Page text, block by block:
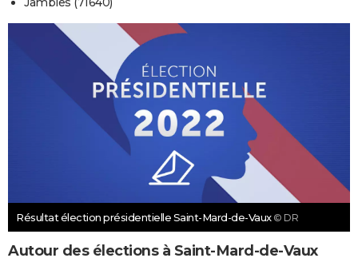
Résultat élection présidentielle Saint-Mard-de-Vaux © DR
Autour des élections à Saint-Mard-de-Vaux